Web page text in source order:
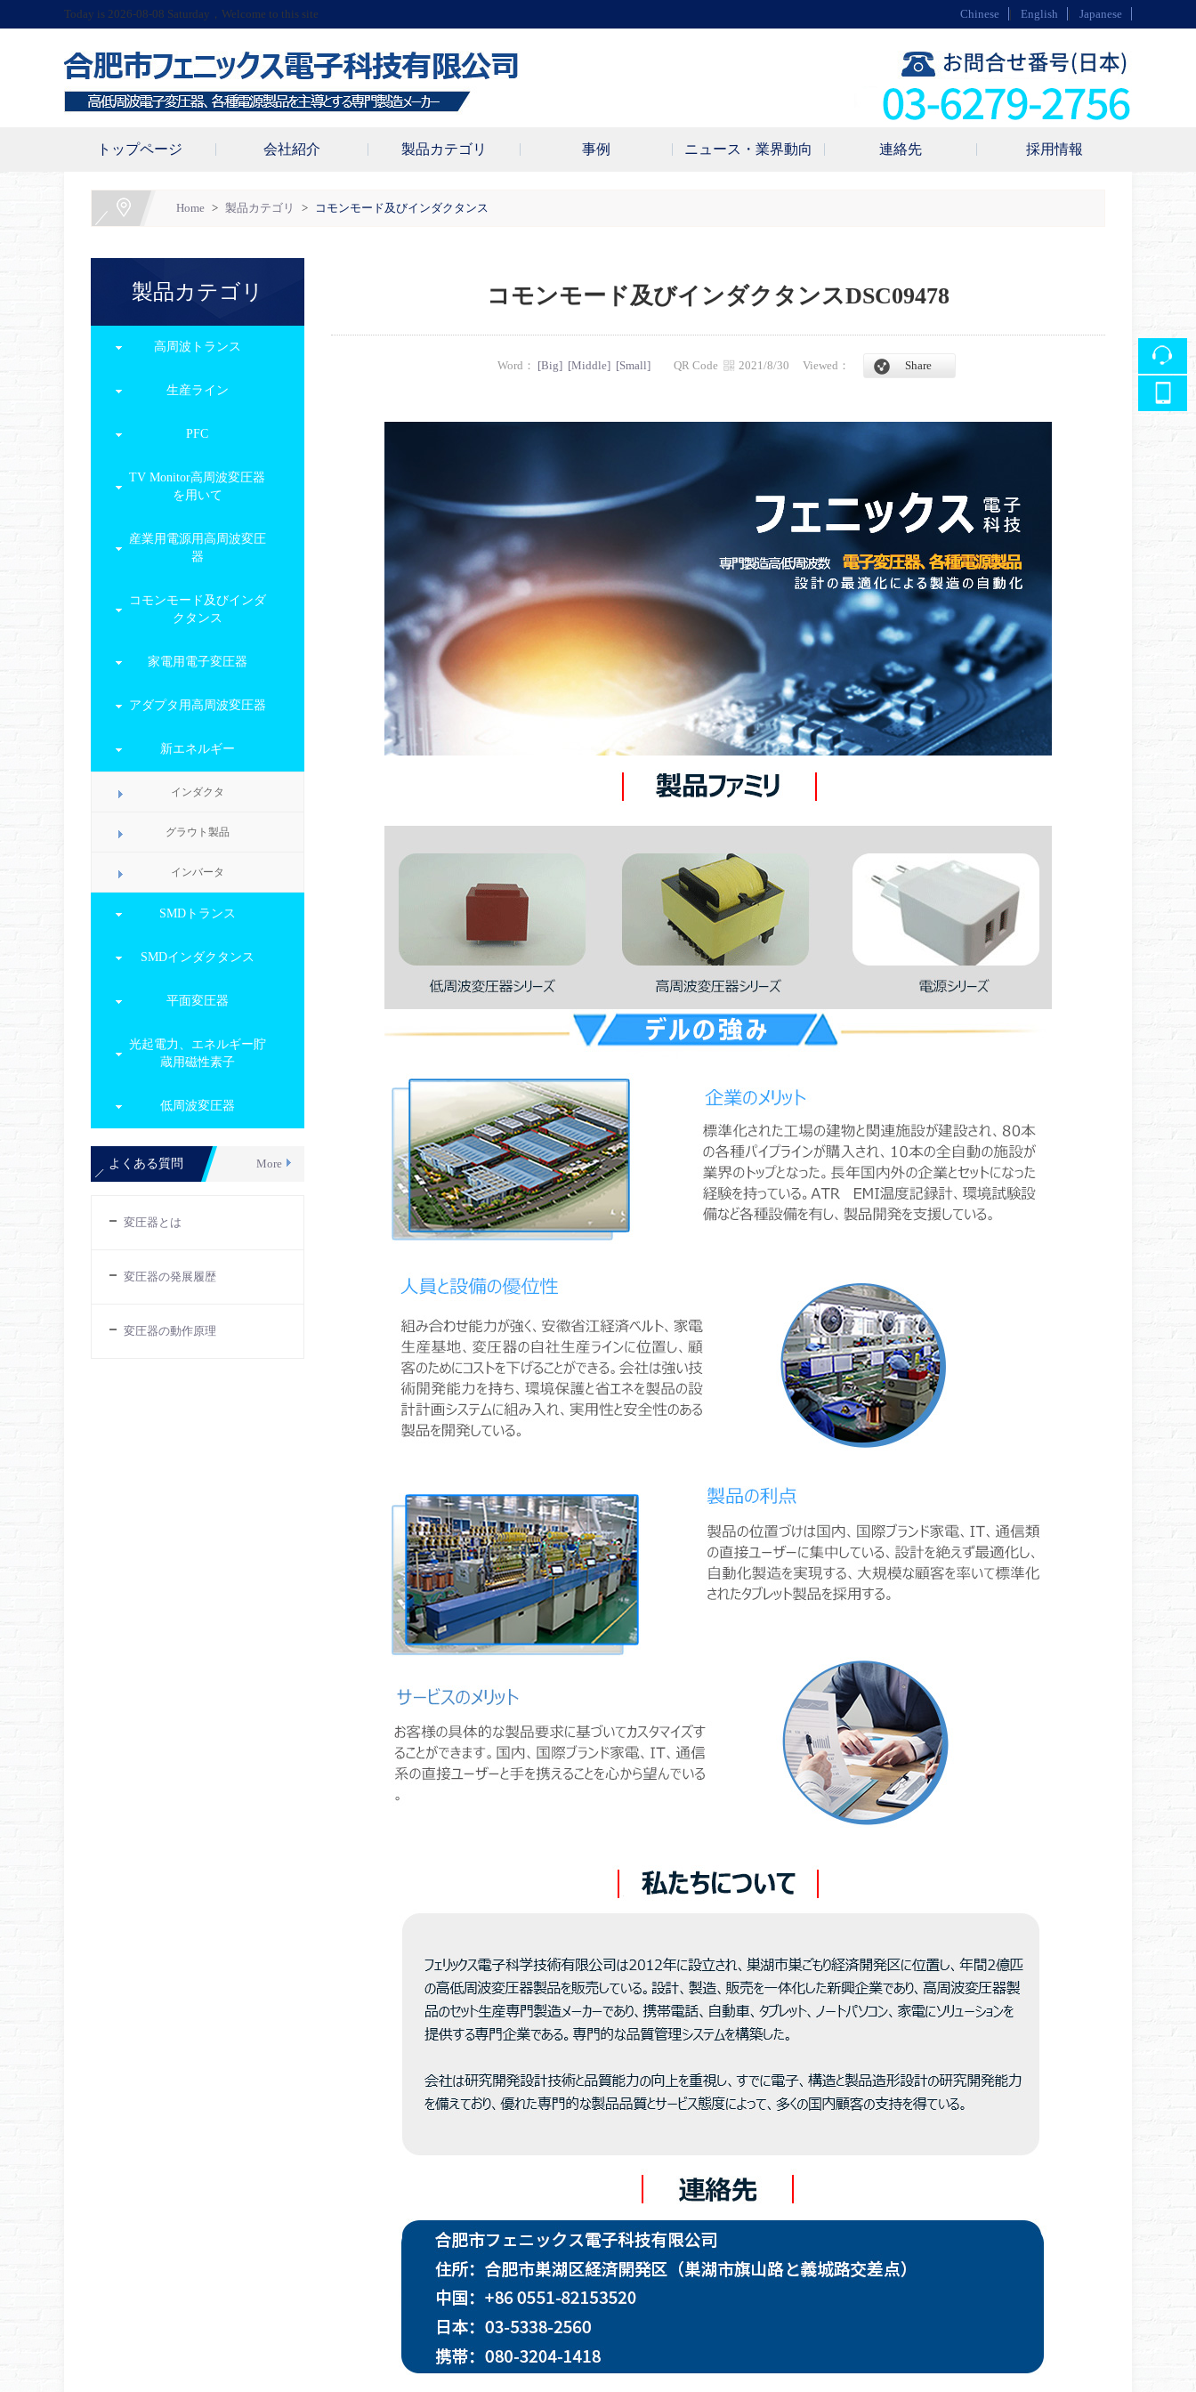
Today is 2026-08-08 Saturday，Welcome to this site Chinese | English | Japanese
トップページ 会社紹介 製品カテゴリ 事例 ニュース・業界動向 連絡先 採用情報
Home > 製品カテゴリ > コモンモード及びインダクタンス
製品カテゴリ
高周波トランス
生産ライン
PFC
TV Monitor高周波変圧器
を用いて
産業用電源用高周波変圧
器
コモンモード及びインダ
クタンス
家電用電子変圧器
アダプタ用高周波変圧器
新エネルギー
インダクタ
グラウト製品
インバータ
SMDトランス
SMDインダクタンス
平面変圧器
光起電力、エネルギー貯
蔵用磁性素子
低周波変圧器
More
よくある質問
変圧器とは
変圧器の発展履歴
変圧器の動作原理
コモンモード及びインダクタンスDSC09478
Word： [Big] [Middle] [Small] QR Code 2021/8/30 Viewed： Share